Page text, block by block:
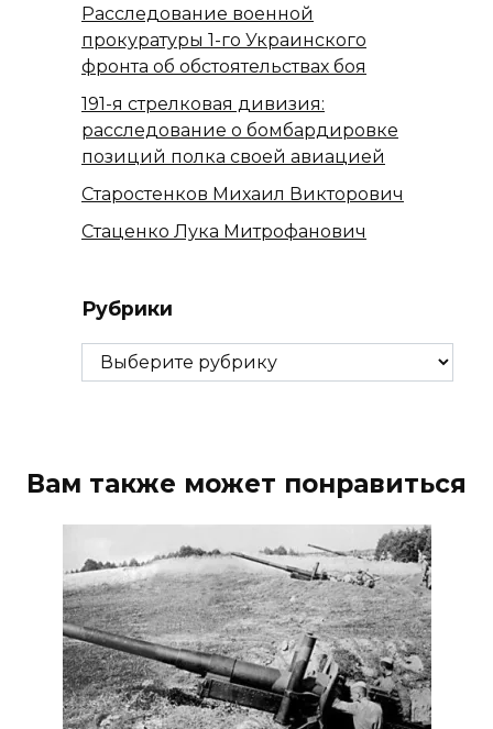
Расследование военной
прокуратуры 1-го Украинского
фронта об обстоятельствах боя
191-я стрелковая дивизия:
расследование о бомбардировке
позиций полка своей авиацией
Старостенков Михаил Викторович
Стаценко Лука Митрофанович
Рубрики
Рубрики
Вам также может понравиться